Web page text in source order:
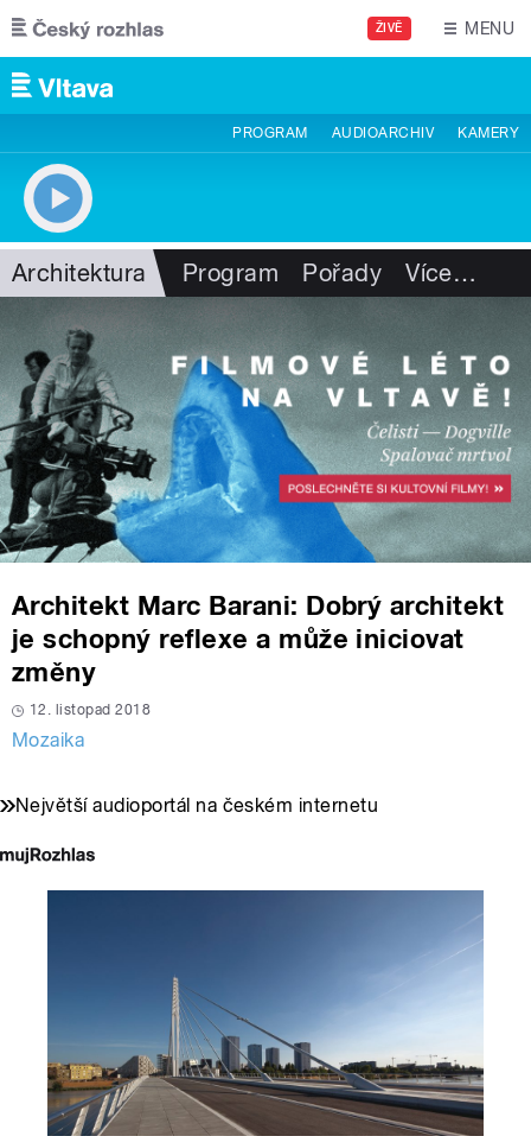
Přejít k hlavnímu obsahu
ŽIVĚ MENU
PROGRAM AUDIOARCHIV KAMERY
Architektura Program Pořady Více…
Architekt Marc Barani: Dobrý architekt
je schopný reflexe a může iniciovat
změny
12. listopad 2018
Mozaika
Největší audioportál na českém internetu